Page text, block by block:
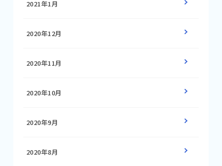
2021年1月
2020年12月
2020年11月
2020年10月
2020年9月
2020年8月